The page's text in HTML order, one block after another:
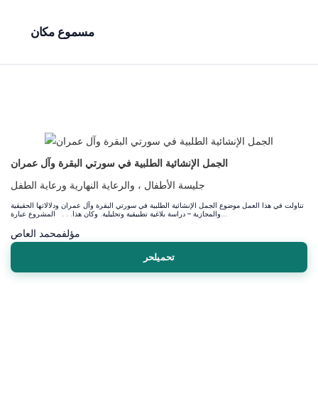
مسموع مكان
الجمل الإنشائية الطلبية في سورتي البقرة وآل عمران
جليسة الأطفال ، والرعاية النهارية ورعاية الطفل
تناولت في هذا العمل موضوع الجمل الإنشائية الطلبية في سورتي البقرة وآل عمران ودلالاتها الحقيقية
مؤلفمحمد العاص
تحميلحر